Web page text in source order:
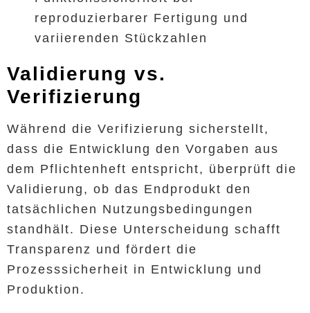
reproduzierbarer Fertigung und
variierenden Stückzahlen
Validierung vs.
Verifizierung
Während die Verifizierung sicherstellt,
dass die Entwicklung den Vorgaben aus
dem Pflichtenheft entspricht, überprüft die
Validierung, ob das Endprodukt den
tatsächlichen Nutzungsbedingungen
standhält. Diese Unterscheidung schafft
Transparenz und fördert die
Prozesssicherheit in Entwicklung und
Produktion.